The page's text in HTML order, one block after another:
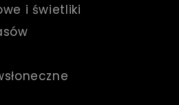
i świetliki